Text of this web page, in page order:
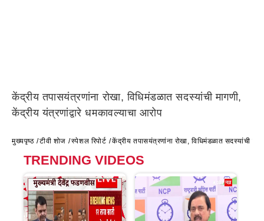
केंद्रीय तपासयंत्रणांना रोखा, विधिमंडळात सदस्यांची मागणी,
केंद्रीय यंत्रणांद्वारे धमकावल्याचा आरोप
मुख्यपृष्ठ टीवी शोज स्पेशल रिपोर्ट केंद्रीय तपासयंत्रणांना रोखा, विधिमंडळात सदस्यांची
TRENDING VIDEOS